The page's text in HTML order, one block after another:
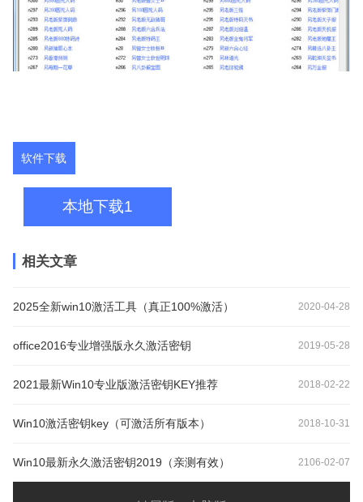
软件下载
本地下载1
相关文章
2025全新win10激活工具（真正100%激活） 2020-04-28
office2016专业增强版永久激活密钥 2019-05-28
2021最新Win10专业版激活密钥KEY推荐 2018-02-22
Win10激活密钥key（可激活所有版本） 2018-10-31
Win10最新永久激活密钥2019（亲测有效） 2106-02-07